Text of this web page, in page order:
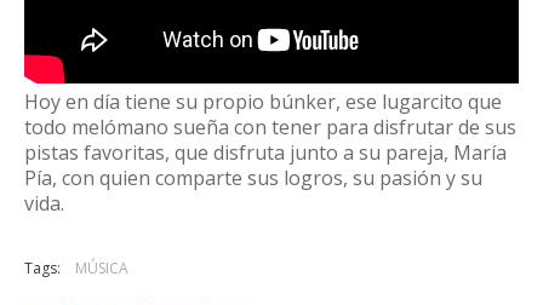
Hoy en día tiene su propio búnker, ese lugarcito que
todo melómano sueña con tener para disfrutar de sus
pistas favoritas, que disfruta junto a su pareja, María
Pía, con quien comparte sus logros, su pasión y su
vida.
Tags: MÚSICA